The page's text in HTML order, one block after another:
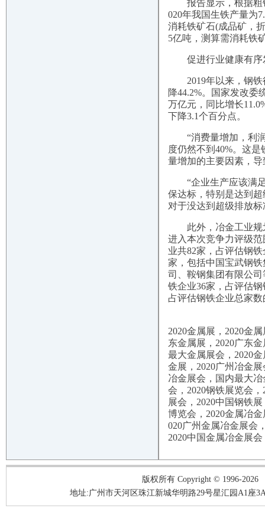
报告显示，根据粗钢
020年我国生铁产量为
消耗铁矿石(成品矿，
5亿吨，测算需消耗铁
促进行业健康有序
2019年以来，钢铁
降44.2%。国家发改委
万亿元，同比增长
下降3.1个百分点。
“消费量增加，利润
度仍然不到40%。这
量增加的主要因素，
“企业生产应该满足
保达标，特别是达到
对于没达到超级排放
此外，冶金工业规划
进入本次竞争力评级
业共82家，占评估钢
家，包括中国宝武钢
司、鞍钢集团有限公
铁企业36家，占评估
占评估钢铁企业总家数
2020金属展， 2020金属
东金属展， 2020广东
最大金属展会， 2020金
金展， 2020广州冶金展
冶金展会，国内最大
会， 2020钢铁展览会，
展会， 2020中国钢铁展
博览会， 2020金属冶金
020广州金属冶金展会
2020中国金属冶金展
版权所有 Copyright © 1996-2026
地址:广州市天河区珠江新城华明路29号星汇园A1座